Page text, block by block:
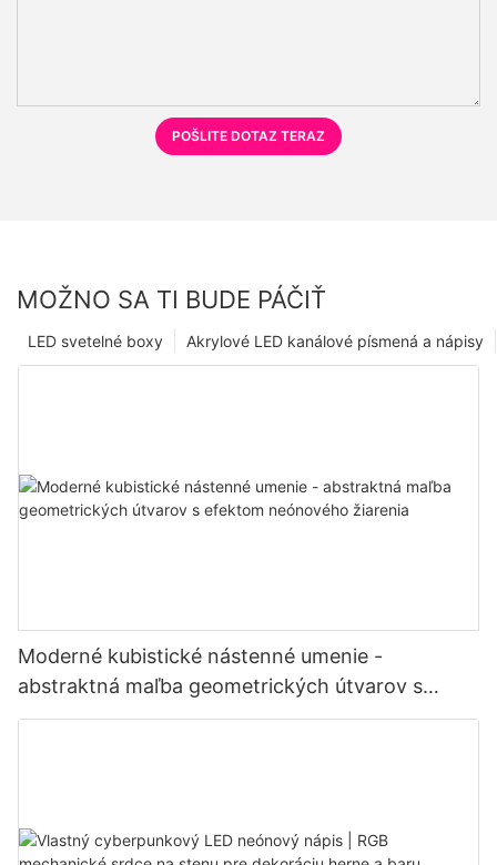
POŠLITE DOTAZ TERAZ
MOŽNO SA TI BUDE PÁČIŤ
Akrylové LED kanálové písmená a nápisy
LED svetelné boxy
Moderné kubistické nástenné umenie -
abstraktná maľba geometrických útvarov s
efektom neónového žiarenia